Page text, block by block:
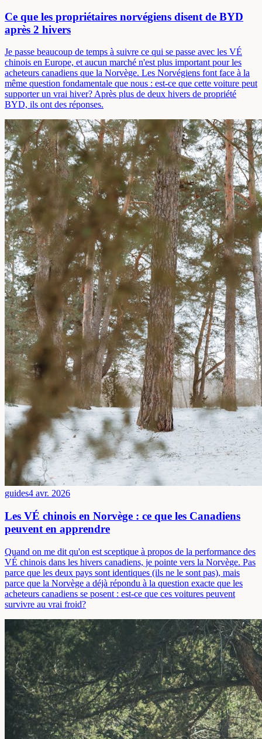
Ce que les propriétaires norvégiens disent de BYD
après 2 hivers
Je passe beaucoup de temps à suivre ce qui se passe avec les VÉ
chinois en Europe, et aucun marché n'est plus important pour les
acheteurs canadiens que la Norvège. Les Norvégiens font face à la
même question fondamentale que nous : est-ce que cette voiture peut
supporter un vrai hiver? Après plus de deux hivers de propriété
BYD, ils ont des réponses.
guides4 avr. 2026
Les VÉ chinois en Norvège : ce que les Canadiens
peuvent en apprendre
Quand on me dit qu'on est sceptique à propos de la performance des
VÉ chinois dans les hivers canadiens, je pointe vers la Norvège. Pas
parce que les deux pays sont identiques (ils ne le sont pas), mais
parce que la Norvège a déjà répondu à la question exacte que les
acheteurs canadiens se posent : est-ce que ces voitures peuvent
survivre au vrai froid?